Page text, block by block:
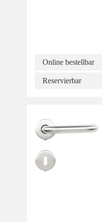
Online bestellbar
Reservierbar